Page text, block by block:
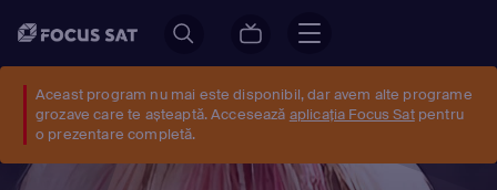
Aceast program nu mai este disponibil, dar avem alte programe
grozave care te așteaptă. Accesează aplicația Focus Satpentru
o prezentare completă.